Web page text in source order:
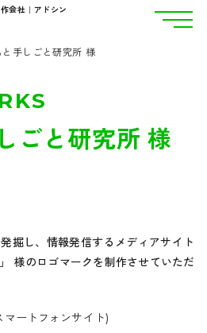
会社｜アドシン
と手しごと研究所 様
ごと研究所 様
掘し、情報発信するメディアサイト
様のロゴマークを制作させていただ
マートフォンサイト)